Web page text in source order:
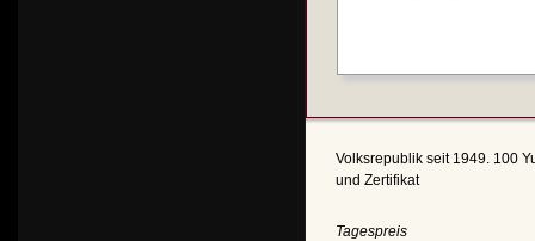
Volksrepublik seit 1949. 100
und Zertifikat
Tagespreis